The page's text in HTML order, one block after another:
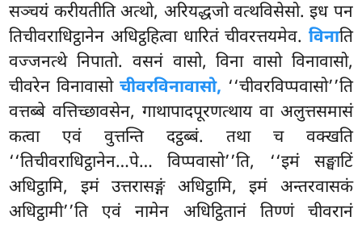
सञ्चयं करीयतीति अत्थो, अरियद्धजो वत्थविसेसो. इध पन
तिचीवराधिट्ठानेन अधिट्ठहित्वा धारितं चीवरत्तयमेव. विनाति
वज्जनत्थे निपातो. वसनं वासो, विना वासो विनावासो,
चीवरेन विनावासो चीवरविनावासो, ‘‘चीवरविप्पवासो’’ति
वत्तब्बे वत्तिच्छावसेन, गाथापादपूरणत्थाय वा अलुत्तसमासं
कत्वा एवं वुत्तन्ति दट्ठब्बं. तथा च वक्खति
‘‘तिचीवराधिट्ठानेन…पे… विप्पवासो’’ति, ‘‘इमं सङ्घाटिं
अधिट्ठामि, इमं उत्तरासङ्गं अधिट्ठामि, इमं अन्तरवासकं
अधिट्ठामी’’ति एवं नामेन अधिट्ठितानं तिण्णं चीवरानं